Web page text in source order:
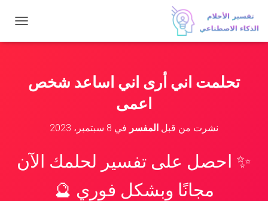
ب
تحلمت اني أرى اني اساعد شخص
اعمى
نشرت من قبل المفسر في 8 سبتمبر، 2023
✨ احصل على تفسير لحلمك الآن
مجانًا وبشكل فوري 🔮